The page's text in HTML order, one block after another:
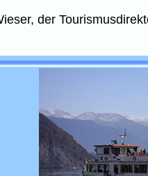
der